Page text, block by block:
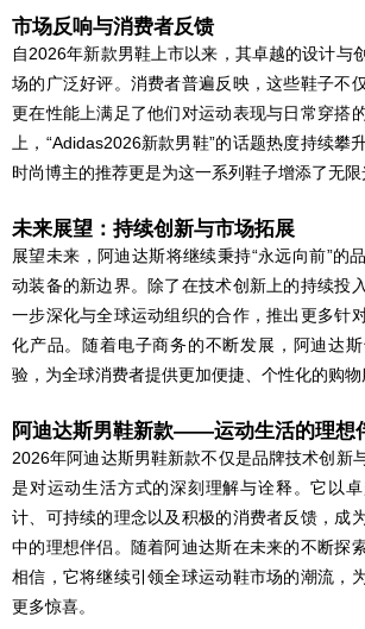
市场反响与消费者反馈
自2026年新款男鞋上市以来，其卓越的设计与
场的广泛好评。消费者普遍反映，这些鞋子不
更在性能上满足了他们对运动表现与日常穿搭
上，“Adidas2026新款男鞋”的话题热度持续攀
时尚博主的推荐更是为这一系列鞋子增添了无限
未来展望：持续创新与市场拓展
展望未来，阿迪达斯将继续秉持“永远向前”的
动装备的新边界。除了在技术创新上的持续投
一步深化与全球运动组织的合作，推出更多针
化产品。随着电子商务的不断发展，阿迪达
验，为全球消费者提供更加便捷、个性化的购物
阿迪达斯男鞋新款——运动生活的理想
2026年阿迪达斯男鞋新款不仅是品牌技术创新
是对运动生活方式的深刻理解与诠释。它以
计、可持续的理念以及积极的消费者反馈，成
中的理想伴侣。随着阿迪达斯在未来的不断探
相信，它将继续引领全球运动鞋市场的潮流，
更多惊喜。